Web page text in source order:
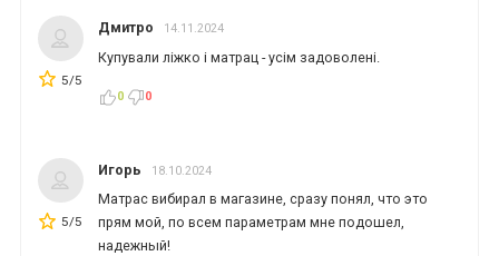
5/5
Дмитро 14.11.2024
Купували ліжко і матрац - усім задоволені.
0 0
5/5
Игорь 18.10.2024
Матрас вибирал в магазине, сразу понял, что это
прям мой, по всем параметрам мне подошел,
надежный!